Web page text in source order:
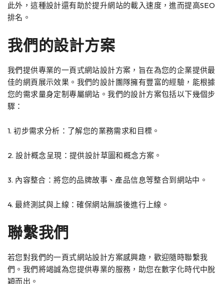
此外，這種設計還有助於提升網站的載入速度，進而提高SEO
排名。
我們的設計方案
我們提供專業的一頁式網站設計方案，旨在為您的企業提供最
佳的網頁展示效果。我們的設計團隊擁有豐富的經驗，能根據
您的需求量身定制專屬網站。我們的設計方案包括以下幾個步
驟：
1. 初步需求分析：了解您的業務需求和目標。
2. 設計概念呈現：提供設計草圖和概念方案。
3. 內容整合：將您的品牌故事、產品信息等整合到網站中。
4. 最終測試與上線：確保網站無誤後進行上線。
聯繫我們
若您對我們的一頁式網站設計方案感興趣，歡迎隨時聯繫我
們。我們將竭誠為您提供專業的服務，助您在數字化時代中脫
穎而出。